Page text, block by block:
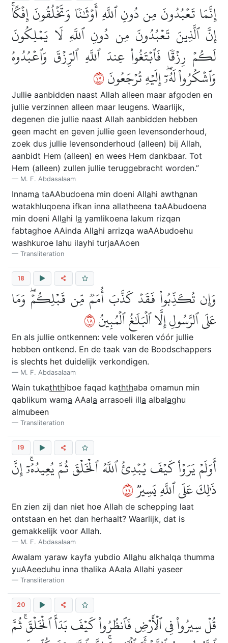
إِنَّمَا تَعۡبُدُونَ مِن دُونِ ٱللَّهِ أَوۡثَٰنٗا وَتَخۡلُقُونَ إِفۡكًاۚ
إِنَّ ٱلَّذِينَ تَعۡبُدُونَ مِن دُونِ ٱللَّهِ لَا يَمۡلِكُونَ
لَكُمۡ رِزۡقٗا فَٱبۡتَغُواْ عِندَ ٱللَّهِ ٱلرِّزۡقَ وَٱعۡبُدُوهُ
وَٱشۡكُرُواْ لَهُۥٓۖ إِلَيۡهِ تُرۡجَعُونَ٧١
Jullie aanbidden naast Allah alleen maar afgoden en
jullie verzinnen alleen maar leugens. Waarlijk,
degenen die jullie naast Allah aanbidden hebben
geen macht en geven jullie geen levensonderhoud,
zoek dus jullie levensonderhoud (alleen) bij Allah,
aanbidt Hem (alleen) en wees Hem dankbaar. Tot
Hem (alleen) zullen jullie teruggebracht worden.”
M. F. Abdasalaam
Innama taAAbudoena min doeni Allahi awthanan
watakhluqoena ifkan inna allatheena taAAbudoena
min doeni Allahi la yamlikoena lakum rizqan
fabtaghoe AAinda Allahi arrizqa waAAbudoehu
washkuroe lahu ilayhi turjaAAoen
Transliteration
18
وَإِن تُكَذِّبُواْ فَقَدۡ كَذَّبَ أُمَمٞ مِّن قَبۡلِكُمۡۖ وَمَا
عَلَى ٱلرَّسُولِ إِلَّا ٱلۡبَلَٰغُ ٱلۡمُبِينُ٨١
En als jullie ontkennen: vele volkeren vóór jullie
hebben ontkend. En de taak van de Boodschappers
is slechts het duidelijk verkondigen.
M. F. Abdasalaam
Wain tukaththiboe faqad kaththaba omamun min
qablikum wama AAala arrasoeli illa albalaghu
almubeen
Transliteration
19
أَوَلَمۡ يَرَوۡاْ كَيۡفَ يُبۡدِئُ ٱللَّهُ ٱلۡخَلۡقَ ثُمَّ يُعِيدُهُۥٓۚ إِنَّ
ذَٰلِكَ عَلَى ٱللَّهِ يَسِيرٞ٩١
En zien zij dan niet hoe Allah de schepping laat
ontstaan en het dan herhaalt? Waarlijk, dat is
gemakkelijk voor Allah.
M. F. Abdasalaam
Awalam yaraw kayfa yubdio Allahu alkhalqa thumma
yuAAeeduhu inna thalika AAala Allahi yaseer
Transliteration
20
قُلۡ سِيرُواْ فِي ٱلۡأَرۡضِ فَٱنظُرُواْ كَيۡفَ بَدَأَ ٱلۡخَلۡقَۚ ثُمَّ